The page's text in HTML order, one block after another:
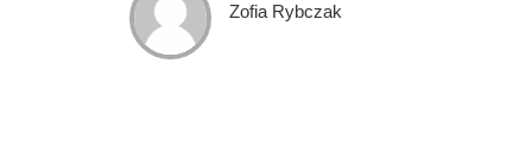
Zofia Rybczak